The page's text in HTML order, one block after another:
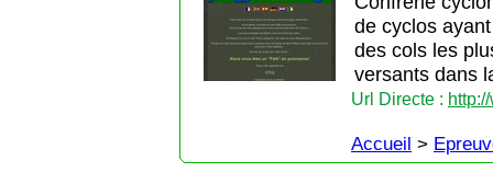
de cyclos
des cols les
versants dans
Url Directe :
Accueil >